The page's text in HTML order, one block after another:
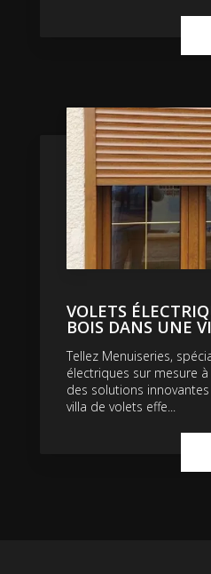
VOLETS
BOIS DANS UNE
Tellez Menuiseries,
électriques sur mesure
des solutions
villa de volets effe...